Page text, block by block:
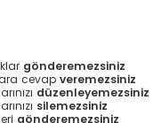
gönderemezsiniz
cevap veremezsiniz
düzenleyemezsiniz
silemezsiniz
gönderemezsiniz